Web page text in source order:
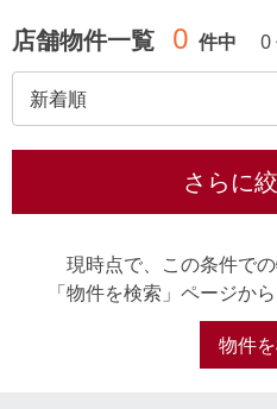
店舗物件一覧 0 件中 0
さらに
現時点で、この条件で
「物件を検索」ページか
物件